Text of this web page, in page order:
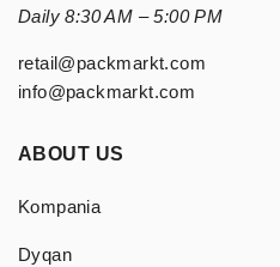
Daily 8:30 AM – 5:00 PM
retail@packmarkt.com
info@packmarkt.com
ABOUT US
Kompania
Dyqan